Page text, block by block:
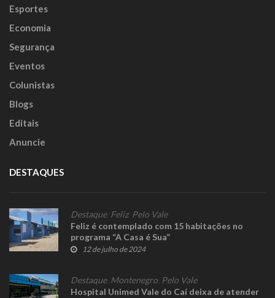
Esportes
Economia
Segurança
Eventos
Colunistas
Blogs
Editais
Anuncie
DESTAQUES
Destaque, Feliz, Pelo Vale
Feliz é contemplado com 15 habitações no
programa “A Casa é Sua”
12 de julho de 2024
Destaque, Montenegro Pelo Vale
Hospital Unimed Vale do Caí deixa de atender